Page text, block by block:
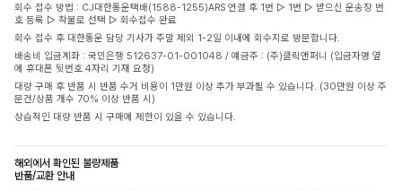
회수 접수 방법 : CJ대한통운택배(1588-1255)ARS 연결 후 1번 ▷ 1번 ▷ 받으신 운송장 번
호 등록 ▷ 착불로 선택 ▷ 회수접수 완료
회수 접수 후 대한통운 담당 기사가 주말 제외 1-2일 이내에 회수지로 방문합니다.
배송비 입금계좌 : 국민은행 512637-01-001048 / 예금주 : (주)클릭앤퍼니 (입금자명 옆
에 휴대폰 뒷번호 4자리 기재 요청)
대량 구매 후 반품 시 반품 수거 비용이 1만원 이상 추가 부과될 수 있습니다. (30만원 이상 주
문건/상품 개수 70% 이상 반품 시)
상습적인 대량 반품 시 구매에 제한이 있을 수 있습니다.
해외에서 확인된 불량제품
반품/교환 안내